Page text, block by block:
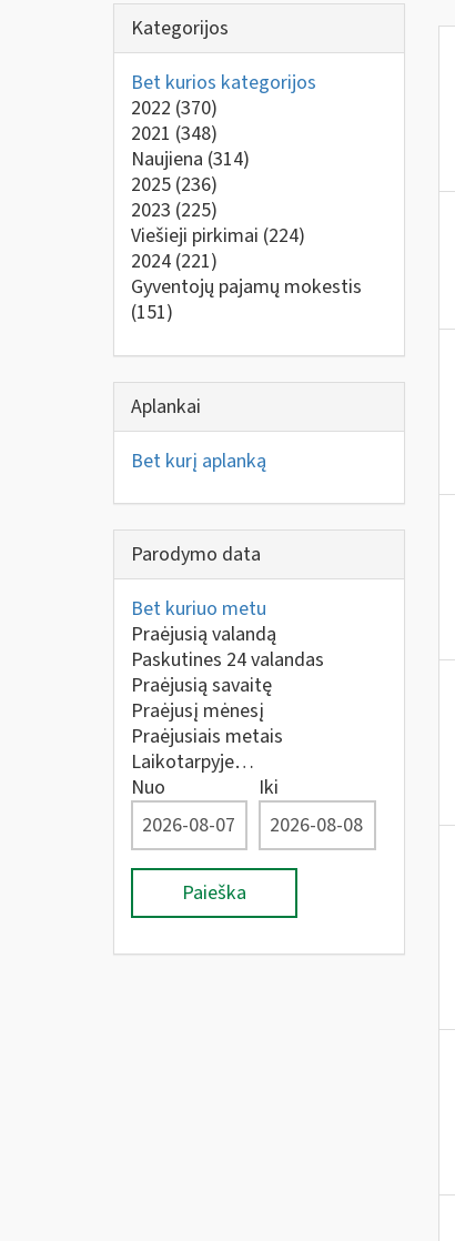
Kategorijos
Bet kurios kategorijos
2022 (370)
2021 (348)
Naujiena (314)
2025 (236)
2023 (225)
Viešieji pirkimai (224)
2024 (221)
Gyventojų pajamų mokestis
(151)
Aplankai
Bet kurį aplanką
Parodymo data
Bet kuriuo metu
Praėjusią valandą
Paskutines 24 valandas
Praėjusią savaitę
Praėjusį mėnesį
Praėjusiais metais
Laikotarpyje…
Nuo
Iki
Paieška